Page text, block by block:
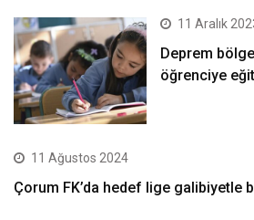
11 Aralık
Deprem
öğrenciye
11 Ağustos 2024
Çorum FK’da hedef lige galibiyetle